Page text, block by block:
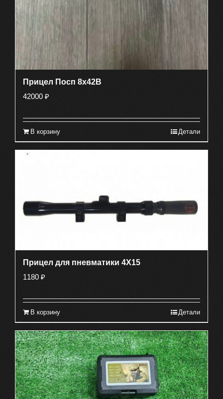
Прицел Посп 8х42В
42000 ₽
В корзину Детали
Прицел для пневматики 4X15
1180 ₽
В корзину Детали